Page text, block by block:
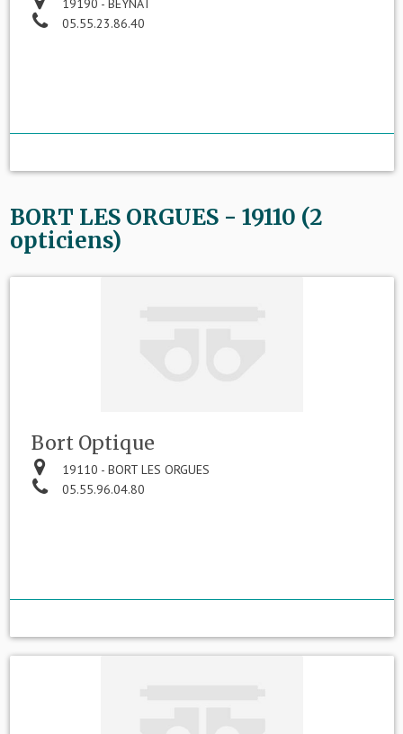
19190 - BEYNAT
05.55.23.86.40
BORT LES ORGUES - 19110 (2
opticiens)
Bort Optique
19110 - BORT LES ORGUES
05.55.96.04.80